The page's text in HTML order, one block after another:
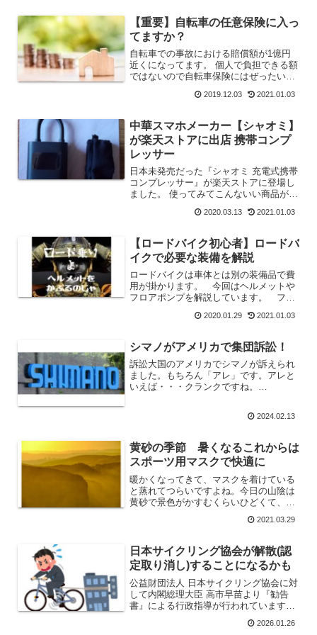
【重要】自転車の任意保険に入っ
てますか？
自転車での事故における賠償額が1億円
近くになってます。 個人で負担できる額
ではないので自転車保険にはぜったいに
2019.12.03 2021.01.03
中華スマホメーカー【シャオミ】
が楽天ストアに出店 携帯コンプ
レッサー
日本未発売だった『シャオミ 充電式携帯
コンプレッサー』が楽天ストアに登場し
ました。 使ってみてこんないい商品が日
たらついに日本でも手に入ります。 使
い。
2020.03.13 2021.01.03
【ロードバイク初心者】ロードバ
イクで必要な装備を解説
ロードバイクは車体とは別の装備品で費
用が掛かります。 今回はヘルメットや
フロアポンプを解説しています。 フロ
が壊れなくて長持ちするので結果安い買
2020.01.29 2021.01.03
シマノがアメリカで集団訴訟！
訴訟大国のアメリカでシマノが訴えられ
ました。もちろん「アレ」です。アレと
いえば・・・クランクですね。
2024.02.13
黄砂の季節 暑くなるこれからは
スポーツ用マスクで快適に
暖かくなってきて、マスクを着けている
と蒸れてつらいですよね。今日の山陰は
黄砂で景色がかすむくらいひどくて、マ
の黄砂、早くね？これから6月くらいま
アレルギー体質の方は特に...
2021.03.29
日本サイクリング協会が解散(認
定取り消し)することになるかも
公益財団法人 日本サイクリング協会に対
して内閣総理大臣 高市早苗より『勧告
書』による行政指導が行われています。
いして法人を維持できることが疑わしい
2026.01.26